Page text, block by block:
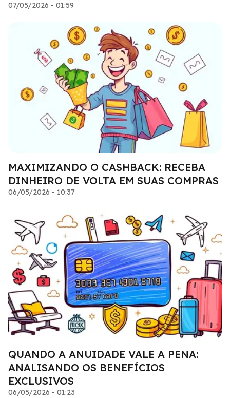
07/05/2026 - 01:59
MAXIMIZANDO O CASHBACK: RECEBA
DINHEIRO DE VOLTA EM SUAS COMPRAS
06/05/2026 - 10:37
QUANDO A ANUIDADE VALE A PENA:
ANALISANDO OS BENEFÍCIOS
EXCLUSIVOS
06/05/2026 - 01:23